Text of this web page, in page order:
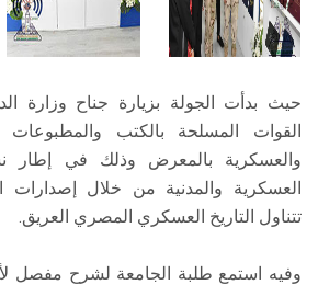
حيث بدأت الجولة بزيارة جناح وزارة
القوات المسلحة بالكتب والمطبوعات
والعسكرية بالمعرض وذلك في إطار
العسكرية والمدنية من خلال إصدارات
تتناول التاريخ العسكري المصري العريق.
وفيه استمع طلبة الجامعة لشرح مفصل